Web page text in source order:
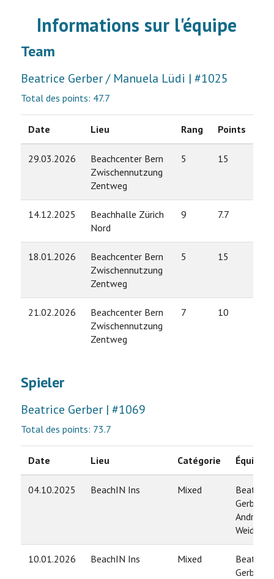
Informations sur l'équipe
Team
Beatrice Gerber / Manuela Lüdi | #1025
Total des points: 47.7
Date Lieu Rang Points
29.03.2026
Beachcenter Bern
Zwischennutzung
Zentweg
5 15
14.12.2025
Beachhalle Zürich
Nord
9 7.7
18.01.2026
Beachcenter Bern
Zwischennutzung
Zentweg
5 15
21.02.2026
Beachcenter Bern
Zwischennutzung
Zentweg
7 10
Spieler
Beatrice Gerber | #1069
Total des points: 73.7
Date Lieu Catégorie Équipe
04.10.2025 BeachIN Ins Mixed
Beatrice
Gerber /
André
10.01.2026 BeachIN Ins Mixed
Beatrice
Gerber /